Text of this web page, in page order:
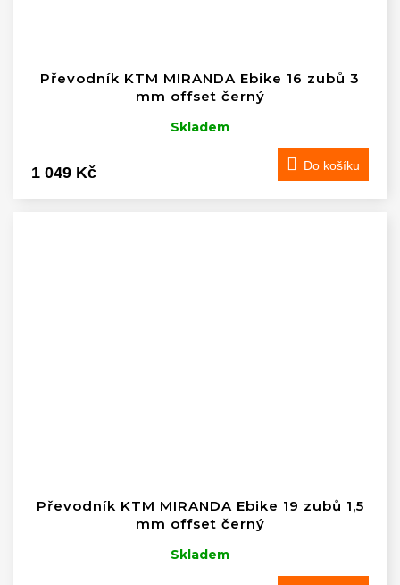
Převodník KTM MIRANDA Ebike 16 zubů 3
mm offset černý
Skladem
1 049 Kč Do košíku
Převodník KTM MIRANDA Ebike 19 zubů 1,5
mm offset černý
Skladem